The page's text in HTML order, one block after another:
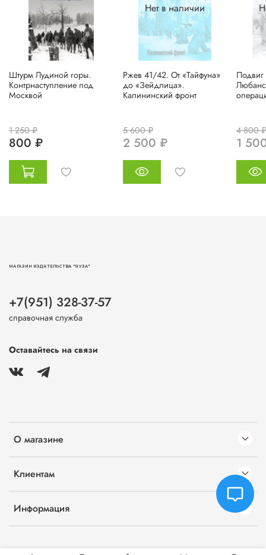
Штурм Лудиной горы.
Контрнаступление под
Москвой
1 250 ₽
800 ₽
Нет в наличии
Ржев 41/42. От «Тайфуна»
до «Зейдлица».
Калининский фронт
5 600 ₽
2 500 ₽
4 800 ₽
1
О магазине
Клиентам
Информация
МАГАЗИН ИЗДАТЕЛЬСТВА "ЯУЗА"
+7(951) 328-37-57
справочная служба
Оставайтесь на связи